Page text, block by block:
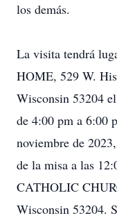
los demás.
La visita tendrá
HOME, 529 W.
Wisconsin 53204
de 4:00 pm a 6:00
noviembre de
de la misa a las
CATHOLIC
Wisconsin 53204.